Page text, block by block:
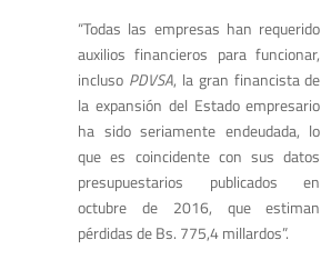
“Todas las empresas han requerido
auxilios financieros para funcionar,
incluso PDVSA, la gran financista de
la expansión del Estado empresario
ha sido seriamente endeudada, lo
que es coincidente con sus datos
presupuestarios publicados en
octubre de 2016, que estiman
pérdidas de Bs. 775,4 millardos”.